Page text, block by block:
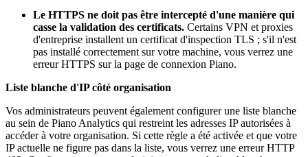
Le HTTPS ne doit pas être intercepté d'une manière qui
casse la validation des certificats. Certains VPN et proxies
d'entreprise installent un certificat d'inspection TLS ; s'il n'est
pas installé correctement sur votre machine, vous verrez une
erreur HTTPS sur la page de connexion Piano.
Liste blanche d'IP côté organisation
Vos administrateurs peuvent également configurer une liste blanche
au sein de Piano Analytics qui restreint les adresses IP autorisées à
accéder à votre organisation. Si cette règle a été activée et que votre
IP actuelle ne figure pas dans la liste, vous verrez une erreur HTTP